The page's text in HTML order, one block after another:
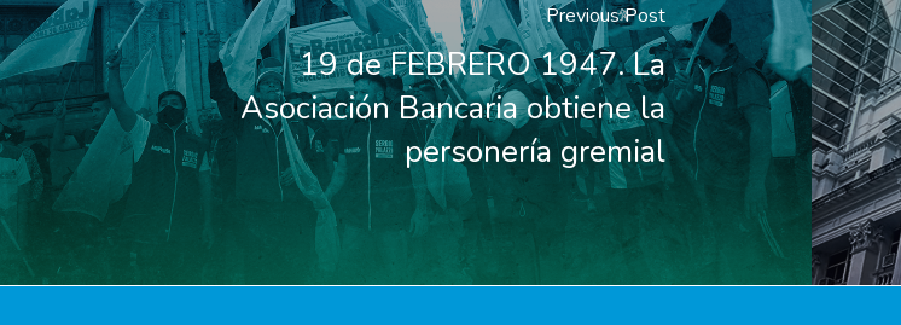
Previous Post
19 de FEBRERO 1947. La
Asociación Bancaria obtiene la
personería gremial